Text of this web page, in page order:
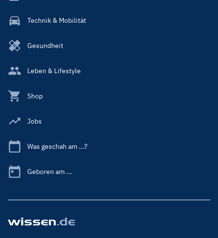
Technik & Mobilität
Gesundheit
Leben & Lifestyle
Shop
Jobs
Was geschah am ...?
Geboren am ...